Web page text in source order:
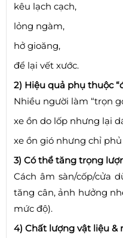
kêu lạch cạch,
lỏng ngàm,
hở gioăng,
để lại vết xước.
2) Hiệu quả phụ thuộc
Nhiều người làm “trọn
xe ồn do lốp nhưng lại
xe ồn gió nhưng chỉ
3) Có thể tăng trọng
Cách âm sàn/cốp/cửa
tăng cân, ảnh hưởng
mức độ).
4) Chất lượng vật liệu &